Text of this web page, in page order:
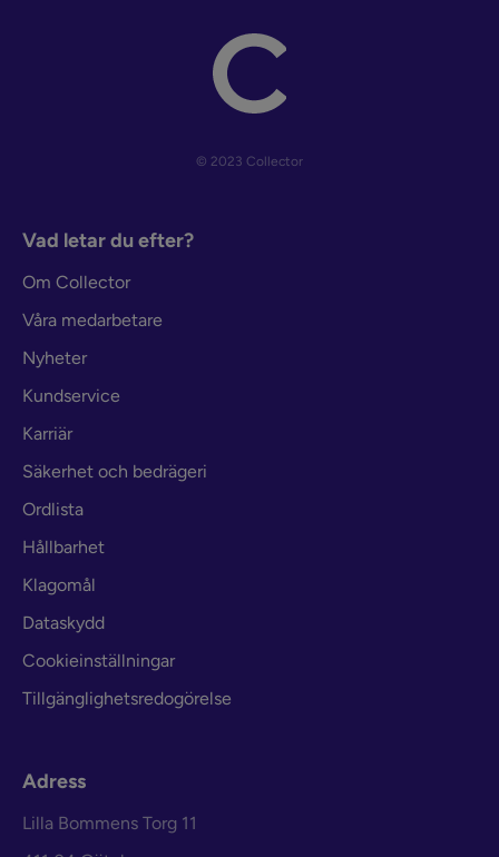
© 2023 Collector
Vad letar du efter?
Om Collector
Våra medarbetare
Nyheter
Kundservice
Karriär
Säkerhet och bedrägeri
Ordlista
Hållbarhet
Klagomål
Dataskydd
Cookieinställningar
Tillgänglighetsredogörelse
Adress
Lilla Bommens Torg 11